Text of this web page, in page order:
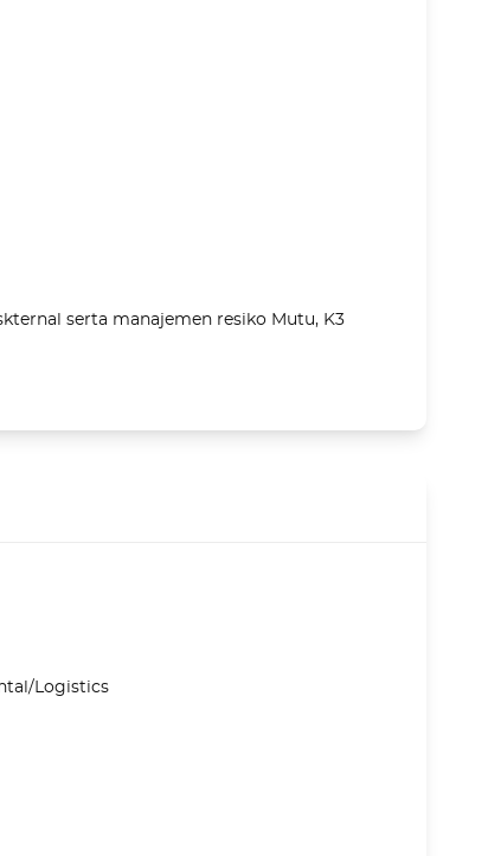
serta manajemen resiko Mutu, K3
Logistics